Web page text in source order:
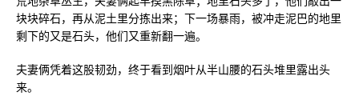
块块碎石，再从泥土里分拣出来；下一场暴雨，被冲走泥巴的地里
剩下的又是石头，他们又重新翻一遍。
夫妻俩凭着这股韧劲，终于看到烟叶从半山腰的石头堆里露出头
来。